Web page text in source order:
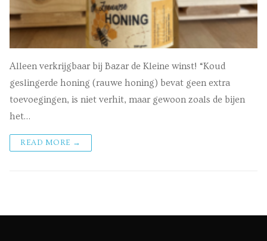
Alleen verkrijgbaar bij Bazar de Kleine winst! “Koud
geslingerde honing (rauwe honing) bevat geen extra
toevoegingen, is niet verhit, maar gewoon zoals de bijen
het…
READ MORE →